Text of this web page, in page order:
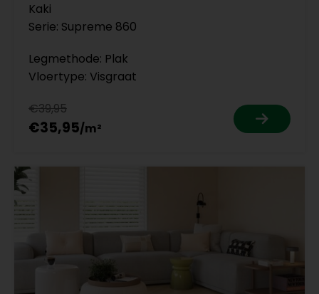
Kaki
Serie: Supreme 860
Legmethode: Plak
Vloertype: Visgraat
€39,95
€35,95